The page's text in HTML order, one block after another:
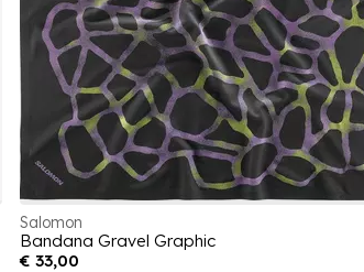
Salomon
Bandana Gravel Graphic
€ 33,00